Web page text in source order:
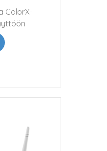
ColorX-